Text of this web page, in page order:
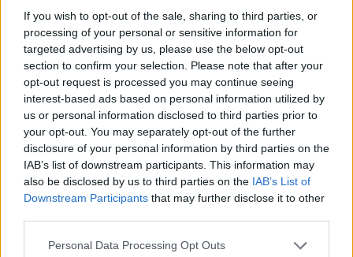
If you wish to opt-out of the sale, sharing to third parties, or
processing of your personal or sensitive information for
targeted advertising by us, please use the below opt-out
section to confirm your selection. Please note that after your
opt-out request is processed you may continue seeing
interest-based ads based on personal information utilized by
us or personal information disclosed to third parties prior to
your opt-out. You may separately opt-out of the further
disclosure of your personal information by third parties on the
IAB’s list of downstream participants. This information may
also be disclosed by us to third parties on the IAB’s List of
Downstream Participants that may further disclose it to other
Personal Data Processing Opt Outs
αλλά οι ρόλοι αρνούνται να πεθάνουν
23.03.26
Ένα σπίτι γεμάτο ρόλους που δεν λένε να σβήσουν. Το
"Θηριοτροφείο" του Δημήτρη Τσεκούρα μετατρέπει το όνειρο
σε παγίδα και το παράλογο σε καθρέφτη.